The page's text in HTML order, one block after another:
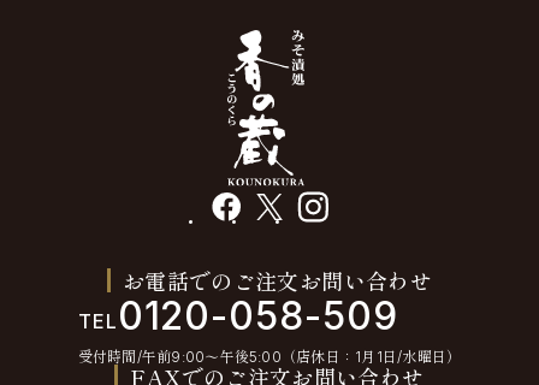
facebook instagram
お電話でのご注文お問い合わせ
TEL 0120-058-509
受付時間/午前9:00〜午後5:00（店休日：1月1日/水曜日）
FAXでのご注文お問い合わせ